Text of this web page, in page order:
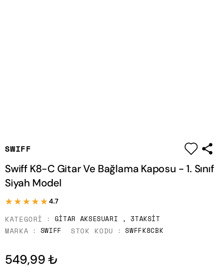
SWIFF
Swiff K8-C Gitar Ve Bağlama Kaposu - 1. Sınıf
Siyah Model
★★★★★
★★★★★ 4.7
KATEGORI GITAR AKSESUARI ,3TAKSIT
MARKA SWIFF STOK KODU SWFFK8CBK
549,99 ₺